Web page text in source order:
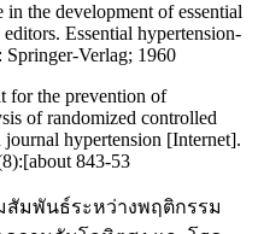
the development of essential
Essential hypertension-
Verlag; 1960
for the prevention of
of randomized controlled
hypertension [Internet].
843-53
มพันธ์ระหว่างพฤติกรรม